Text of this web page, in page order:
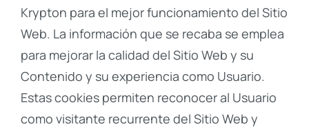
Krypton para el mejor funcionamiento del Sitio
Web. La información que se recaba se emplea
para mejorar la calidad del Sitio Web y su
Contenido y su experiencia como Usuario.
Estas cookies permiten reconocer al Usuario
como visitante recurrente del Sitio Web y